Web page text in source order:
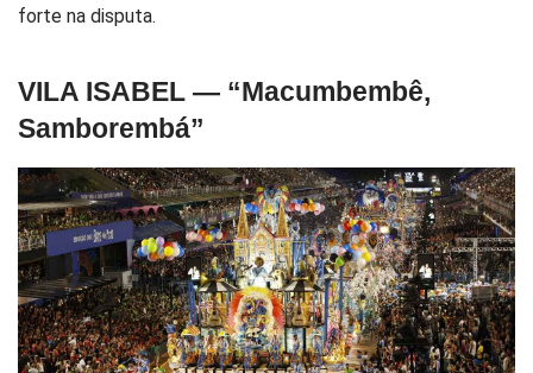
forte na disputa.
VILA ISABEL — “Macumbembê,
Samborembá”